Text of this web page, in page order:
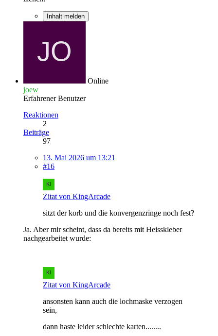
Inhalt melden
Online
joew
Erfahrener Benutzer
Reaktionen
2
Beiträge
97
13. Mai 2026 um 13:21
#16
Zitat von KingArcade
sitzt der korb und die konvergenzringe noch fest?
Ja. Aber mir scheint, dass da bereits mit Heisskleber
nachgearbeitet wurde:
Zitat von KingArcade
ansonsten kann auch die lochmaske verzogen
sein,
dann haste leider schlechte karten........